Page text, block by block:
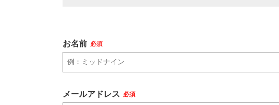
お名前 必須
メールアドレス 必須